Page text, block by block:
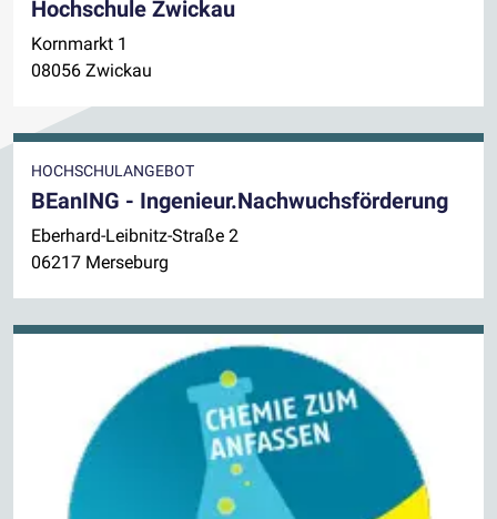
Hochschule Zwickau
Kornmarkt 1
08056 Zwickau
HOCHSCHULANGEBOT
BEanING - Ingenieur.Nachwuchsförderung
Eberhard-Leibnitz-Straße 2
06217 Merseburg